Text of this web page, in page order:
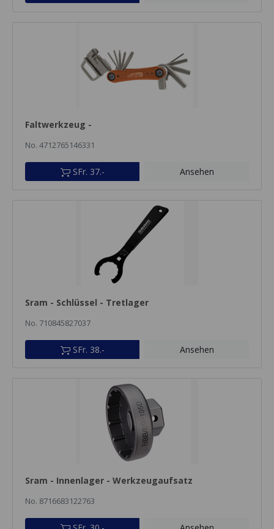
Faltwerkzeug -
No. 4712765146331
SFr. 37.- Ansehen
Sram - Schlüssel - Tretlager
No. 710845827037
SFr. 38.- Ansehen
Sram - Innenlager - Werkzeugaufsatz
No. 8716683122763